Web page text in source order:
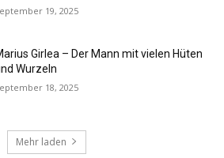
19, 2025
Girlea – Der Mann mit vielen Hüten
Wurzeln
18, 2025
Mehr laden